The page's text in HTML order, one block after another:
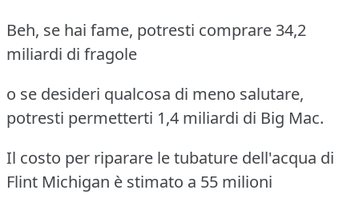
Beh, se hai fame, potresti comprare 34,2
miliardi di fragole
o se desideri qualcosa di meno salutare,
potresti permetterti 1,4 miliardi di Big Mac.
Il costo per riparare le tubature dell'acqua di
Flint Michigan è stimato a 55 milioni